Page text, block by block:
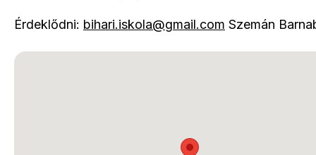
Érdeklődni: bihari.iskola@gmail.com Szemán